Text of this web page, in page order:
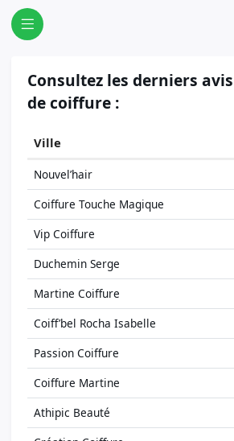
Consultez les derniers
de coiffure :
Ville
Nouvel’hair
Coiffure Touche Magique
Vip Coiffure
Duchemin Serge
Martine Coiffure
Coiff’bel Rocha Isabelle
Passion Coiffure
Coiffure Martine
Athipic Beauté